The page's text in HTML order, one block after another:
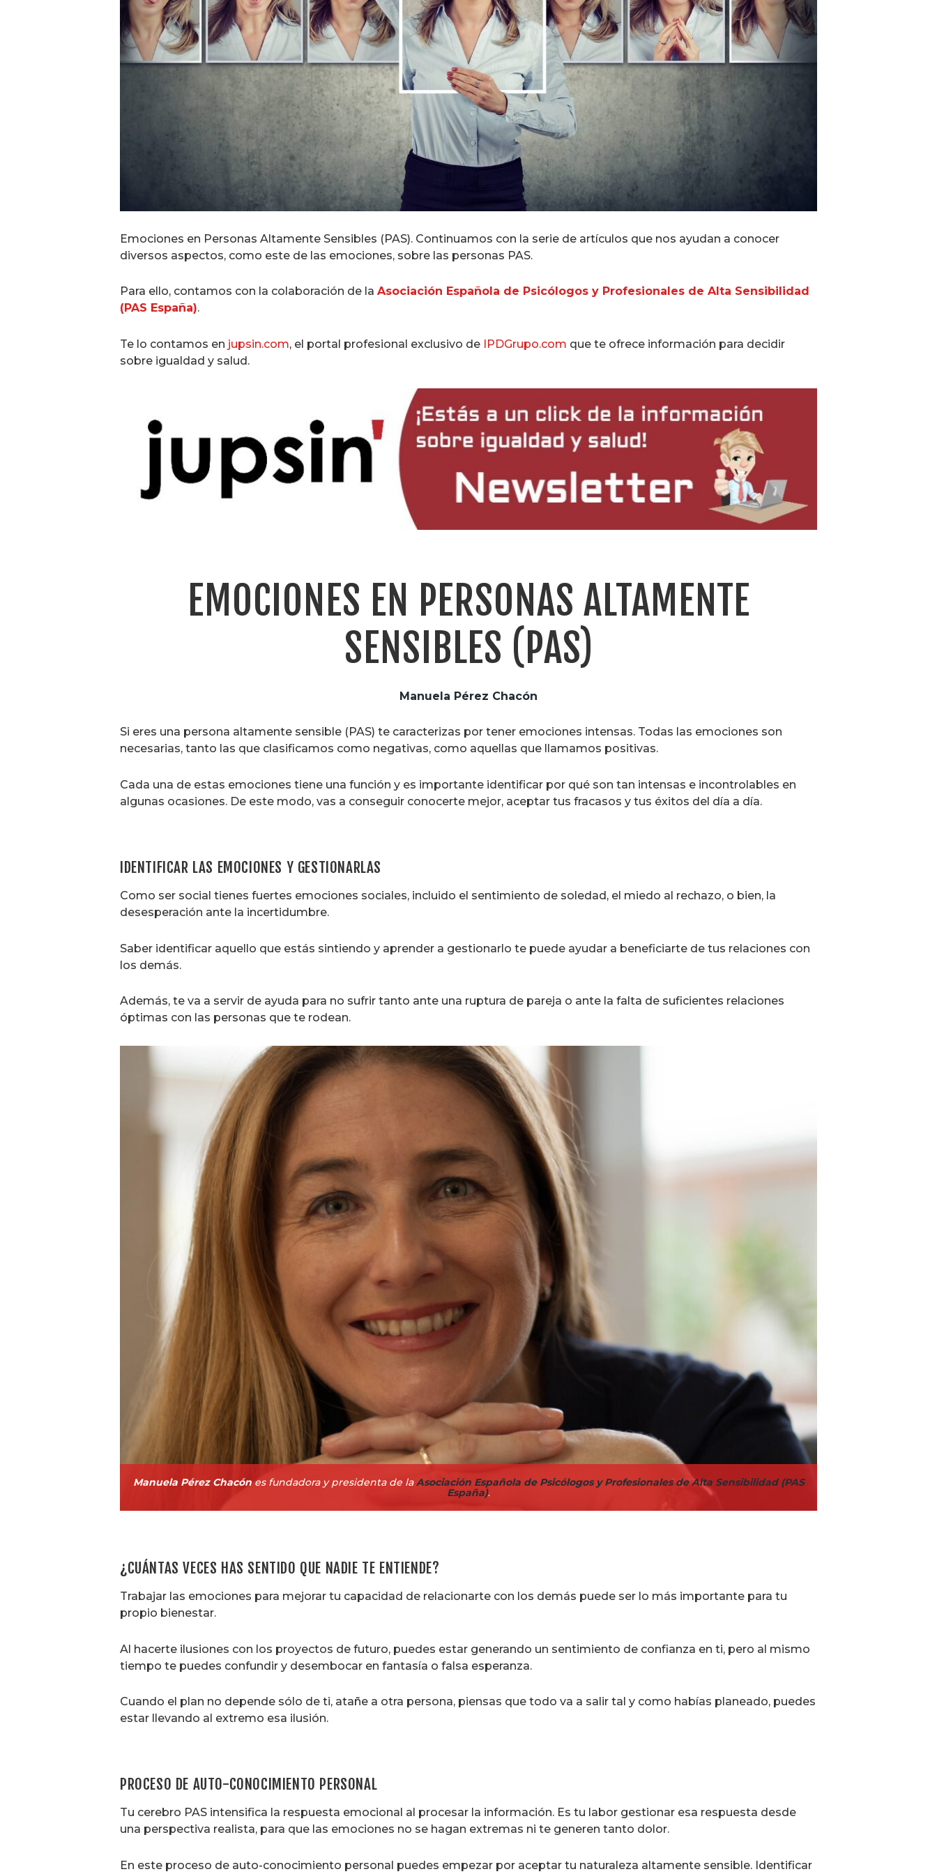
Emociones en Personas Altamente Sensibles (PAS). Continuamos con la serie de artículos que nos ayudan a conocer
diversos aspectos, como este de las emociones, sobre las personas PAS.
Para ello, contamos con la colaboración de la Asociación Española de Psicólogos y Profesionales de Alta Sensibilidad
(PAS España).
Te lo contamos en jupsin.com, el portal profesional exclusivo de IPDGrupo.com que te ofrece información para decidir
sobre igualdad y salud.
EMOCIONES EN PERSONAS ALTAMENTE
SENSIBLES (PAS)
Manuela Pérez Chacón
Si eres una persona altamente sensible (PAS) te caracterizas por tener emociones intensas. Todas las emociones son
necesarias, tanto las que clasificamos como negativas, como aquellas que llamamos positivas.
Cada una de estas emociones tiene una función y es importante identificar por qué son tan intensas e incontrolables en
algunas ocasiones. De este modo, vas a conseguir conocerte mejor, aceptar tus fracasos y tus éxitos del día a día.
IDENTIFICAR LAS EMOCIONES Y GESTIONARLAS
Como ser social tienes fuertes emociones sociales, incluido el sentimiento de soledad, el miedo al rechazo, o bien, la
desesperación ante la incertidumbre.
Saber identificar aquello que estás sintiendo y aprender a gestionarlo te puede ayudar a beneficiarte de tus relaciones con
los demás.
Además, te va a servir de ayuda para no sufrir tanto ante una ruptura de pareja o ante la falta de suficientes relaciones
óptimas con las personas que te rodean.
Manuela Pérez Chacónes fundadora y presidenta de laAsociación Española de Psicólogos y Profesionales de Alta Sensibilidad (PAS
España).
¿CUÁNTAS VECES HAS SENTIDO QUE NADIE TE ENTIENDE?
Trabajar las emociones para mejorar tu capacidad de relacionarte con los demás puede ser lo más importante para tu
propio bienestar.
Al hacerte ilusiones con los proyectos de futuro, puedes estar generando un sentimiento de confianza en ti, pero al mismo
tiempo te puedes confundir y desembocar en fantasía o falsa esperanza.
Cuando el plan no depende sólo de ti, atañe a otra persona, piensas que todo va a salir tal y como habías planeado, puedes
estar llevando al extremo esa ilusión.
PROCESO DE AUTO-CONOCIMIENTO PERSONAL
Tu cerebro PAS intensifica la respuesta emocional al procesar la información. Es tu labor gestionar esa respuesta desde
una perspectiva realista, para que las emociones no se hagan extremas ni te generen tanto dolor.
En este proceso de auto-conocimiento personal puedes empezar por aceptar tu naturaleza altamente sensible. Identificar